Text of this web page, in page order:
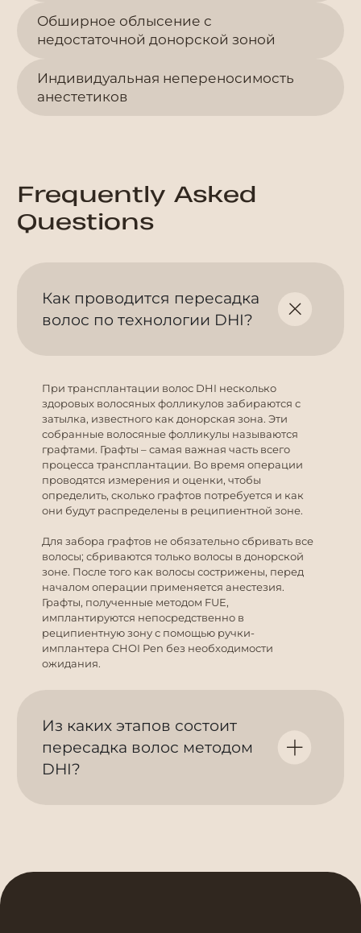
Обширное облысение с
недостаточной донорской зоной
Индивидуальная непереносимость
анестетиков
Frequently Asked
Questions
Как проводится пересадка
волос по технологии DHI?
При трансплантации волос DHI несколько
здоровых волосяных фолликулов забираются с
затылка, известного как донорская зона. Эти
собранные волосяные фолликулы называются
графтами. Графты – самая важная часть всего
процесса трансплантации. Во время операции
проводятся измерения и оценки, чтобы
определить, сколько графтов потребуется и как
они будут распределены в реципиентной зоне.
Для забора графтов не обязательно сбривать все
волосы; сбриваются только волосы в донорской
зоне. После того как волосы сострижены, перед
началом операции применяется анестезия.
Графты, полученные методом FUE,
имплантируются непосредственно в
реципиентную зону с помощью ручки-
имплантера CHOI Pen без необходимости
ожидания.
Из каких этапов состоит
пересадка волос методом
DHI?